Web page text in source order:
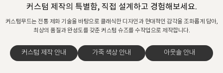
커스텀 제작의 특별함, 직접 설계하고 경험해보세요.
커스텀무드는 전통 제화 기술을 바탕으로 클래식한 디자인과 현대적인 감각을 조화롭게 담아,
최상의 품질과 완성도를 갖춘 커스텀 슈즈를 수작업으로 제작합니다.
커스텀 제작 안내 가죽 색상 안내 아웃솔 안내